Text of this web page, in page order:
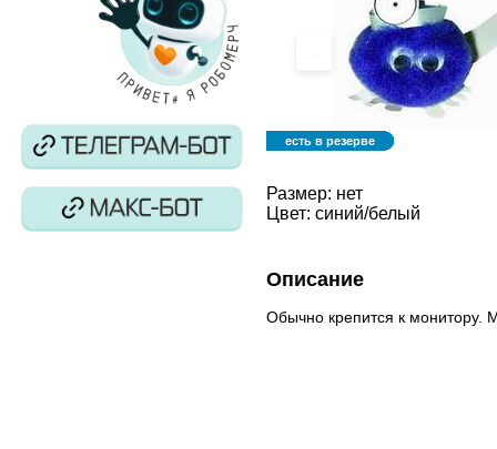
есть в резерве
Размер: нет
Цвет: синий/белый
Описание
Обычно крепится к монитору.